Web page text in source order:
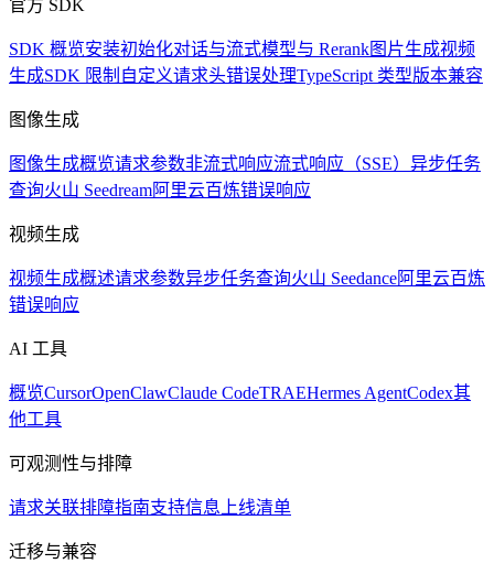
官方 SDK
SDK 概览安装初始化对话与流式模型与 Rerank图片生成视频
生成SDK 限制 自定义请求头错误处理TypeScript 类型版本兼容
图像生成
图像生成概览请求参数非流式响应流式响应（SSE） 异步任务
查询火山 Seedream阿里云百炼错误响应
视频生成
视频生成概述请求参数异步任务查询火山 Seedance阿里云百炼
错误响应
AI 工具
概览CursorOpenClawClaude CodeTRAEHermes AgentCodex其
他工具
可观测性与排障
请求关联排障指南支持信息 上线清单
迁移与兼容